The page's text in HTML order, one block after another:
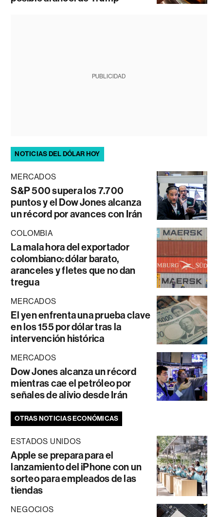
PUBLICIDAD
NOTICIAS DEL DÓLAR HOY
MERCADOS
S&P 500 supera los 7.700
puntos y el Dow Jones alcanza
un récord por avances con Irán
COLOMBIA
La mala hora del exportador
colombiano: dólar barato,
aranceles y fletes que no dan
tregua
MERCADOS
El yen enfrenta una prueba clave
en los 155 por dólar tras la
intervención histórica
MERCADOS
Dow Jones alcanza un récord
mientras cae el petróleo por
señales de alivio desde Irán
OTRAS NOTICIAS ECONÓMICAS
ESTADOS UNIDOS
Apple se prepara para el
lanzamiento del iPhone con un
sorteo para empleados de las
tiendas
NEGOCIOS